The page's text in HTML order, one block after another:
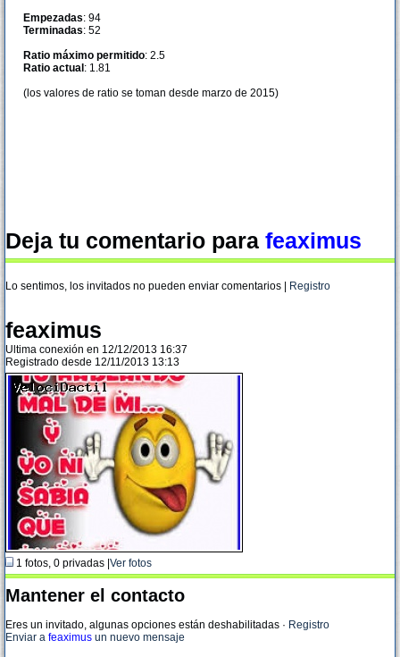
Empezadas: 94
Terminadas: 52
Ratio máximo permitido: 2.5
Ratio actual : 1.81
(los valores de ratio se toman desde marzo de 2015)
Deja tu comentario para feaximus
Lo sentimos, los invitados no pueden enviar comentarios | Registro
feaximus
Ultima conexión en 12/12/2013 16:37
Registrado desde 12/11/2013 13:13
1 fotos, 0 privadas | Ver fotos
Mantener el contacto
Eres un invitado, algunas opciones están deshabilitadas · Registro
Enviar a feaximus un nuevo mensaje